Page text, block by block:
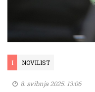
I NOVILIST
8. svibnja 2025. 13:06